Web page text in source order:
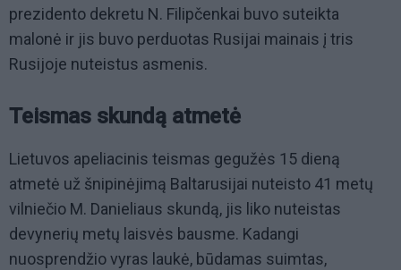
prezidento dekretu N. Filipčenkai buvo suteikta
malonė ir jis buvo perduotas Rusijai mainais į tris
Rusijoje nuteistus asmenis.
Teismas skundą atmetė
Lietuvos apeliacinis teismas gegužės 15 dieną
atmetė už šnipinėjimą Baltarusijai nuteisto 41 metų
vilniečio M. Danieliaus skundą, jis liko nuteistas
devynerių metų laisvės bausme. Kadangi
nuosprendžio vyras laukė, būdamas suimtas,